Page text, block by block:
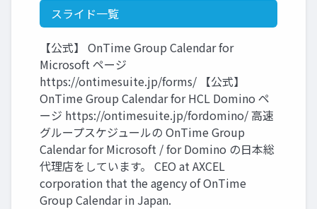
スライド一覧
【公式】 OnTime Group Calendar for
Microsoft ページ
https://ontimesuite.jp/forms/ 【公式】
OnTime Group Calendar for HCL Domino ペ
ージ https://ontimesuite.jp/fordomino/ 高速
グループスケジュールの OnTime Group
Calendar for Microsoft / for Domino の日本総
代理店をしています。 CEO at AXCEL
corporation that the agency of OnTime
Group Calendar in Japan.